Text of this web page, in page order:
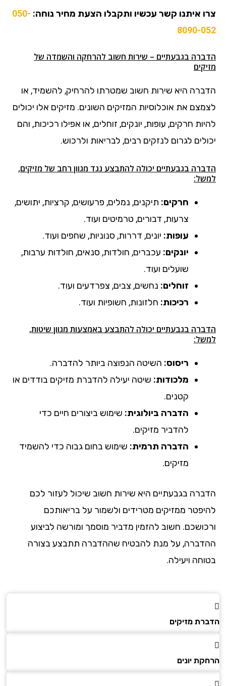
צרו איתנו קשר עכשיו ותקבלו הצעת מחיר נוחה: 050-
8090-052
הדברה בגבעתיים – שירות חשוב להרחקה והשמדה של
מזיקים
הדברה היא שירות חשוב שמטרתו להרחיק, להשמיד, או
לצמצם את אוכלוסיות המזיקים השונים. מזיקים אלו יכולים
להיות חרקים, עופות, יונקים, זוחלים, או אפילו רכיכות, והם
יכולים לגרום לנזקים רבים, לבריאות ולרכוש.
הדברה בגבעתיים יכולה להתבצע נגד מגוון רחב של מזיקים,
למשל:
חרקים: תיקנים, נמלים, פרעושים, קרציות, יתושים,
צרעות, דבורים, טרמיטים ועוד.
עופות: יונים, דררות, סנוניות, שחפים ועוד.
יונקים: עכברים, חולדות, סנאים, חולדות ערבות,
שועלים ועוד.
זוחלים: נחשים, צבים, צפרדעים ועוד.
רכיכות: חלזונות, חשופיות ועוד.
הדברה בגבעתיים יכולה להתבצע באמצעות מגוון שיטות,
למשל:
ריסוס: השיטה הנפוצה ביותר להדברה.
מלכודות: שיטה יעילה להדברת מזיקים בודדים או
קטנים.
הדברה ביולוגית: שימוש ביצורים חיים כדי
להדביר מזיקים.
הדברה תרמית: שימוש בחום גבוה כדי להשמיד
מזיקים.
הדברה בגבעתיים היא שירות חשוב שיכול לעזור לכם
להיפטר ממזיקים מטרידים ולשמור על בריאותכם
ורכושכם. חשוב להזמין מדביר מוסמך ומורשה לביצוע
ההדברה, על מנת להבטיח שההדברה תתבצע בצורה
בטוחה ויעילה.
הדברת מזיקים
הרחקת יונים